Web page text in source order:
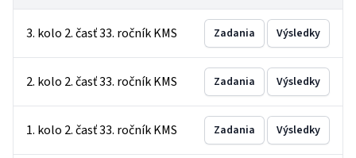
3. kolo 2. časť 33. ročník KMS Zadania Výsledky
2. kolo 2. časť 33. ročník KMS Zadania Výsledky
1. kolo 2. časť 33. ročník KMS Zadania Výsledky